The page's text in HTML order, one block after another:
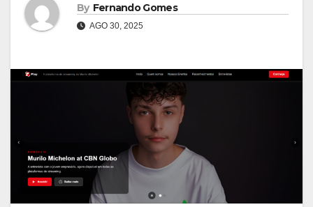
By Fernando Gomes
AGO 30, 2025